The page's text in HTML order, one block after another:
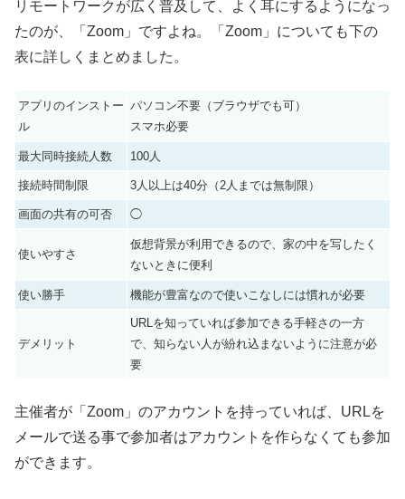
リモートワークが広く普及して、よく耳にするようになっ
たのが、「Zoom」ですよね。「Zoom」 についても下の
表に詳しくまとめました。
アプリのインストー
ル
パソコン不要（ブラウザでも可）
スマホ必要
最大同時接続人数 100人
接続時間制限 3人以上は40分（2人までは無制限）
画面の共有の可否 ◯
使いやすさ
仮想背景が利用できるので、家の中を写したく
ないときに便利
使い勝手 機能が豊富なので使いこなしには慣れが必要
デメリット
URLを知っていれば参加できる手軽さの一方
で、知らない人が紛れ込まないように注意が必
要
主催者が「Zoom」のアカウントを持っていれば、URLを
メールで送る事で参加者はアカウントを作らなくても参加
ができます。